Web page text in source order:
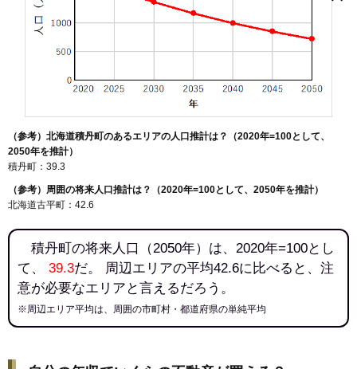
（参考）北海道積丹町のあるエリアの人口推計は？（2020年=100として、
2050年を推計）
積丹町：39.3
（参考）周囲の将来人口推計は？（2020年=100として、2050年を推計）
北海道古平町：42.6
積丹町の将来人口（2050年）は、2020年=100とし
て、 39.3だ。 周辺エリアの平均42.6に比べると、注
意が必要なエリアと言えるだろう。
※周辺エリア平均は、周囲の市町村・都道府県の単純平均
入舸町美国町余別町